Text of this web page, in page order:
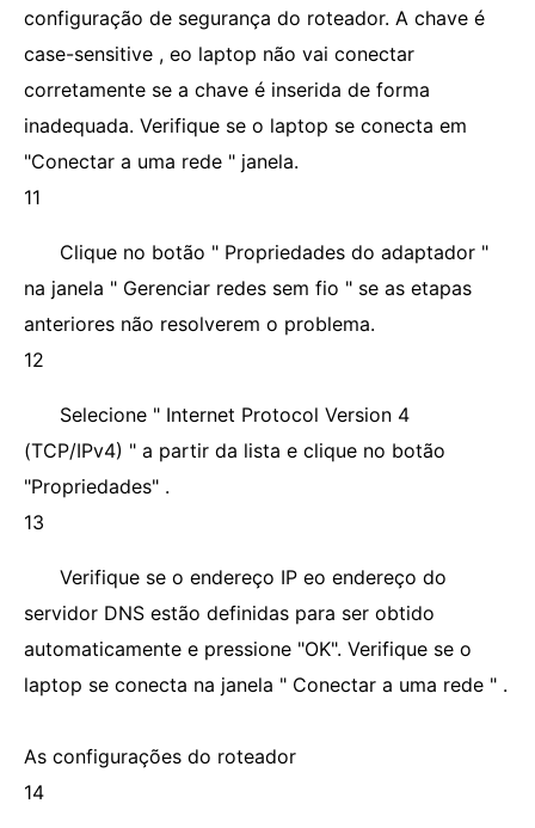
configuração de segurança do roteador. A chave é
case-sensitive , eo laptop não vai conectar
corretamente se a chave é inserida de forma
inadequada. Verifique se o laptop se conecta em
"Conectar a uma rede " janela.
11
Clique no botão " Propriedades do adaptador "
na janela " Gerenciar redes sem fio " se as etapas
anteriores não resolverem o problema.
12
Selecione " Internet Protocol Version 4
(TCP/IPv4) " a partir da lista e clique no botão
"Propriedades" .
13
Verifique se o endereço IP eo endereço do
servidor DNS estão definidas para ser obtido
automaticamente e pressione "OK". Verifique se o
laptop se conecta na janela " Conectar a uma rede " .
As configurações do roteador
14